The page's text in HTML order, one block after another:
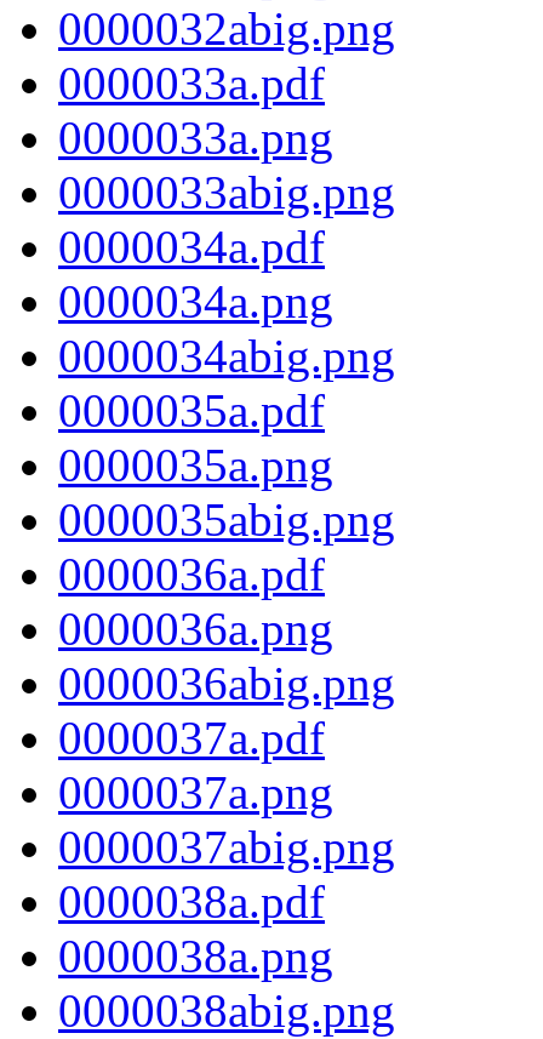
0000032abig.png
0000033a.pdf
0000033a.png
0000033abig.png
0000034a.pdf
0000034a.png
0000034abig.png
0000035a.pdf
0000035a.png
0000035abig.png
0000036a.pdf
0000036a.png
0000036abig.png
0000037a.pdf
0000037a.png
0000037abig.png
0000038a.pdf
0000038a.png
0000038abig.png